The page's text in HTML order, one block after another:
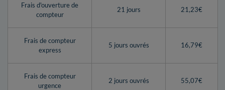
Frais d'ouverture de
compteur
21 jours 21,23€
Frais de compteur
express
5 jours ouvrés 16,79€
Frais de compteur
urgence
2 jours ouvrés 55,07€